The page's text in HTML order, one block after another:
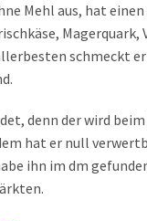
Mehl aus, hat einen
Magerquark,
schmeckt
denn der wird
hat er null
ihn im dm